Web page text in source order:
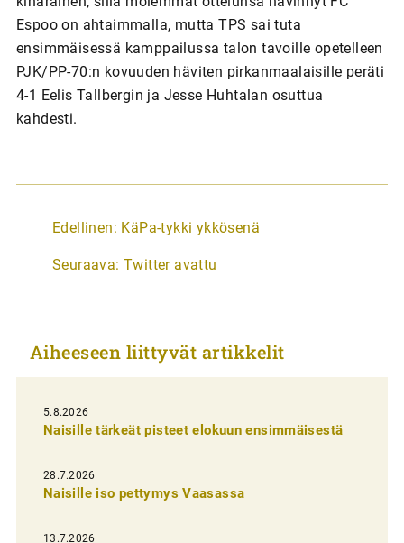
Espoo on ahtaimmalla, mutta TPS sai tuta
ensimmäisessä kamppailussa talon tavoille opetelleen
PJK/PP-70:n kovuuden häviten pirkanmaalaisille peräti
4-1 Eelis Tallbergin ja Jesse Huhtalan osuttua
kahdesti.
A
t
k
e
l
i
e
n
Edellinen: KäPa-tykki ykkösenä
Seuraava: Twitter avattu
Aiheeseen liittyvät artikkelit
5.8.2026
Naisille tärkeät pisteet elokuun ensimmäisestä
28.7.2026
Naisille iso pettymys Vaasassa
13.7.2026